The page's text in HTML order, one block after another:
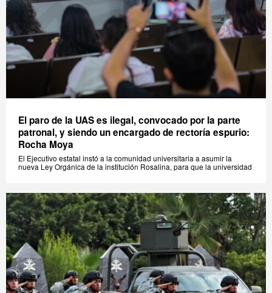
El paro de la UAS es ilegal, convocado por la parte
patronal, y siendo un encargado de rectoría espurio:
Rocha Moya
El Ejecutivo estatal instó a la comunidad universitaria a asumir la
nueva Ley Orgánica de la institución Rosalina, para que la universidad